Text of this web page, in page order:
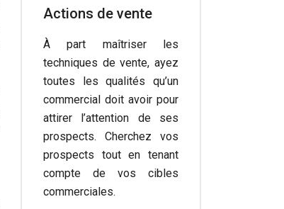
Actions de vente
À part maîtriser les
techniques de vente, ayez
toutes les qualités qu’un
commercial doit avoir pour
attirer l’attention de ses
prospects. Cherchez vos
prospects tout en tenant
compte de vos cibles
commerciales.